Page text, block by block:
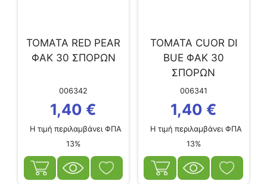
ΤΟΜΑΤΑ RED PEAR
ΦΑΚ 30 ΣΠΟΡΩΝ
006342
1,40 €
Η τιμή περιλαμβάνει ΦΠΑ
13%
ΤΟΜΑΤΑ CUOR DI
BUE ΦΑΚ 30
ΣΠΟΡΩΝ
006341
1,40 €
Η τιμή περιλαμβάνει ΦΠΑ
13%